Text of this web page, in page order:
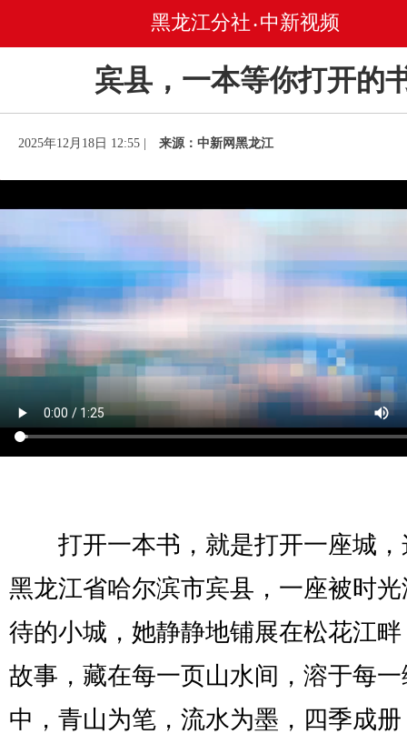
黑龙江分社 • 中新视频
宾县，一本等你打开的
2025年12月18日 12:55 | 来源：中新网黑龙江
打开一本书，就是打开一座城，
黑龙江省哈尔滨市宾县，一座被时
待的小城，她静静地铺展在松花江
故事，藏在每一页山水间，溶于每
中，青山为笔，流水为墨，四季成